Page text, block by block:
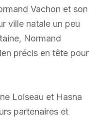
Vachon et son
ville natale un peu
Normand
précis en tête pour
Loiseau et Hasna
partenaires et